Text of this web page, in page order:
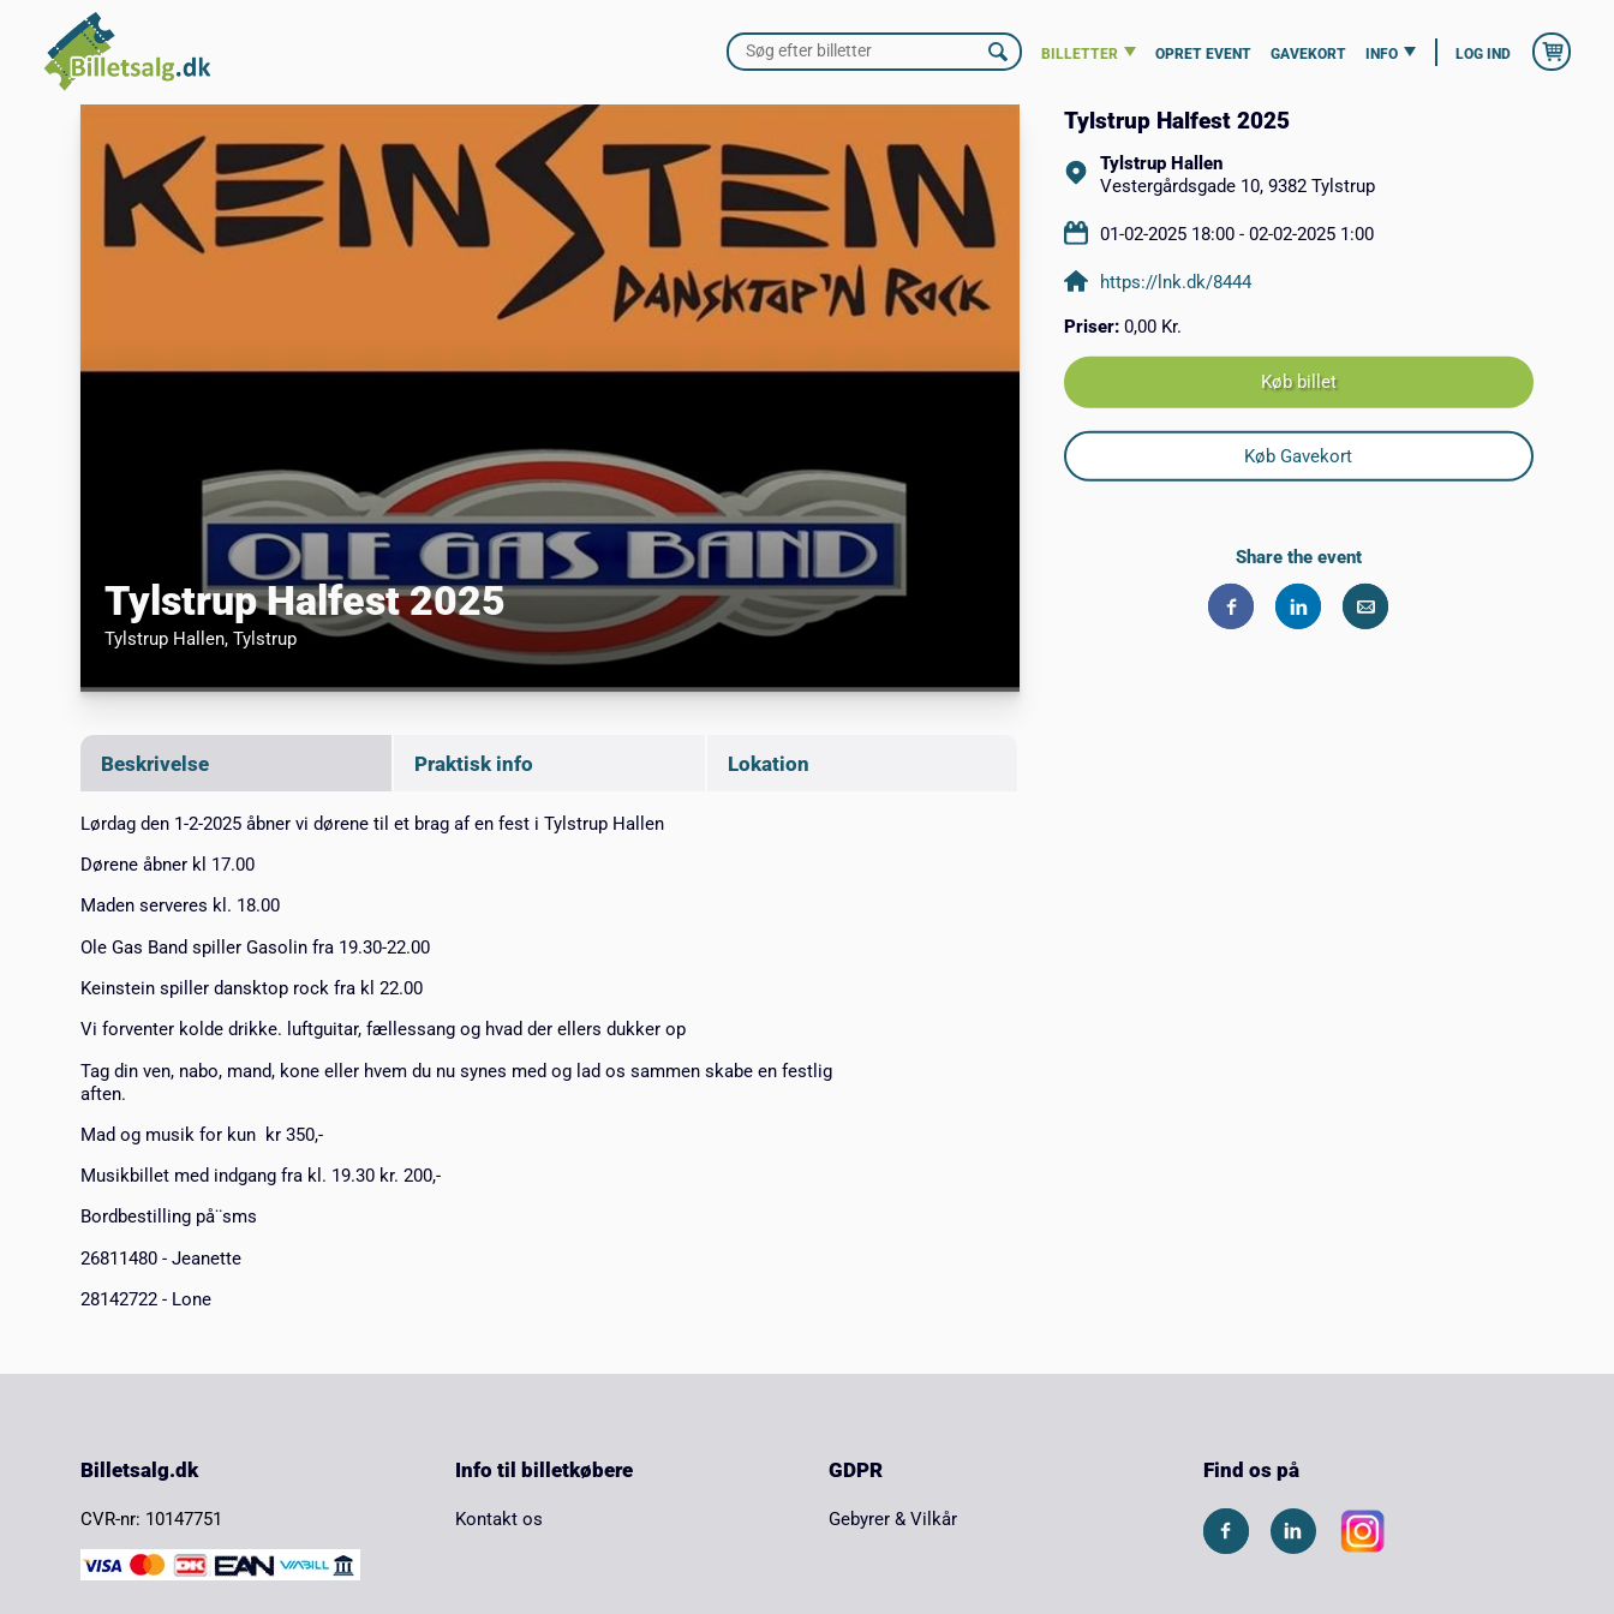
BILLETTER OPRET EVENT GAVEKORT INFO LOG IND
Tylstrup Halfest 2025
Tylstrup Hallen, Tylstrup
Beskrivelse Praktisk info Lokation
Lørdag den 1-2-2025 åbner vi dørene til et brag af en fest i Tylstrup Hallen
Dørene åbner kl 17.00
Maden serveres kl. 18.00
Ole Gas Band spiller Gasolin fra 19.30-22.00
Keinstein spiller dansktop rock fra kl 22.00
Vi forventer kolde drikke. luftguitar, fællessang og hvad der ellers dukker op
Tag din ven, nabo, mand, kone eller hvem du nu synes med og lad os sammen skabe en festlig
aften.
Mad og musik for kun kr 350,-
Musikbillet med indgang fra kl. 19.30 kr. 200,-
Bordbestilling på¨sms
26811480 - Jeanette
28142722 - Lone
Tylstrup Halfest 2025
Tylstrup Hallen
Vestergårdsgade 10, 9382 Tylstrup
01-02-2025 18:00 - 02-02-2025 1:00
https://lnk.dk/8444
Priser: 0,00 Kr.
Køb billet
Køb Gavekort
Share the event
Billetsalg.dk
CVR-nr: 10147751
Info til billetkøbere
Kontakt os
GDPR
Gebyrer & Vilkår
Find os på